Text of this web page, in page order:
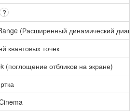
?
(Расширенный динамический
квантовых точек
(поглощение отбликов на экране)